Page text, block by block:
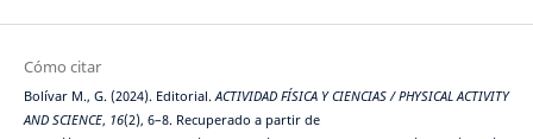
Cómo citar
Bolívar M., G. (2024). Editorial. ACTIVIDAD FÍSICA Y CIENCIAS / PHYSICAL ACTIVITY
AND SCIENCE, 16(2), 6–8. Recuperado a partir de